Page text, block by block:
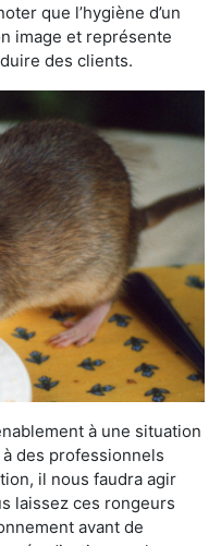
que l’hygiène d’un
image et représente
des clients.
à une situation
des professionnels
il nous faudra agir
laissez ces rongeurs
avant de